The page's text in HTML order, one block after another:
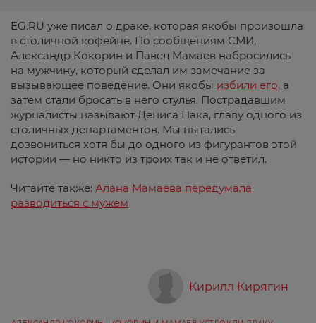
EG.RU уже писал о драке, которая якобы произошла
в столичной кофейне. По сообщениям СМИ,
Александр Кокорин и Павел Мамаев набросились
на мужчину, который сделал им замечание за
вызывающее поведение. Они якобы избили его, а
затем стали бросать в него стулья. Пострадавшим
журналисты называют Дениса Пака, главу одного из
столичных департаментов. Мы пытались
дозвониться хотя бы до одного из фигурантов этой
истории — но никто из троих так и не ответил.
Читайте также: Алана Мамаева передумала
разводиться с мужем
Кирилл Кирягин